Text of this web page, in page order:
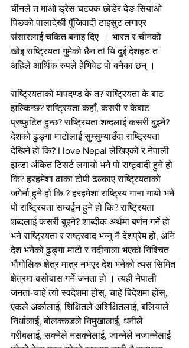
चीनले त माओ ड्रेस चटक्क छोडेर देङ सियाओ
पिङको पालादेखी पुँजिवादी टाइसुट लगाएर
संसारलाई चकित बनाइ दिए  । भारत र चीनको
खोइ राष्ट्रियता गुमेको छैन त! यि दुई देशहरु त
अहिले आर्थिक रुपले हेभिवेट पो बनेका छन् ।
राष्ट्रियताको मापदण्ड के त? राष्ट्रियता के बाट
झल्किन्छ? राष्ट्रियता कहाँ, कसरी र केबाट
प्रष्फुटित हुन्छ? राष्ट्रियता शब्दलाई कसरी बुझ्ने?
देशको ढुङ्गा माटोलाई सुम्सुम्याउँदा राष्ट्रियता
देखिने हो कि? I love Nepal लेखिएको र नेपाली
झन्डा अंकित टिसर्ट लगायो भने पो राष्ट्र्वादी हुने हो
कि? हरहमेशा ढाका टोपी ढल्काए राष्ट्रियताको
जगेर्ना हुने हो कि ? हरहमेशा राष्ट्रिय गाना गायो भने
पो राष्ट्रियता सम्बर्द्वन हुने हो कि? राष्ट्रियता
शब्दलाई कसरी बुझ्ने? शाब्दीक अर्थमा बर्णन गर्ने हो
भने राष्ट्रियता र राष्ट्रवाद भन्नु नै देशप्रेम हो, अनि
देश भनेको ढुङ्गा माटो र नदीनाला भएको निश्चित
भौगोलिक क्षेत्र मात्र नभएर देश भनेको त्यस सिमित
क्षेत्रमा बसोबास गर्ने जनता हो । त्यही नेपाली
जनता-चाहे त्यो स्वदेशमा होस्, चाहे बिदेशमा होस्,
एकले अर्कालाई, शिक्षितले अशिक्षितलाई, बलियाले
निर्धालाई, बोलक्कडले निमुखालाई, धनीले
गरीबलाई, सक्नेले नसक्नेलाई, जान्नेले नजान्नेलाई